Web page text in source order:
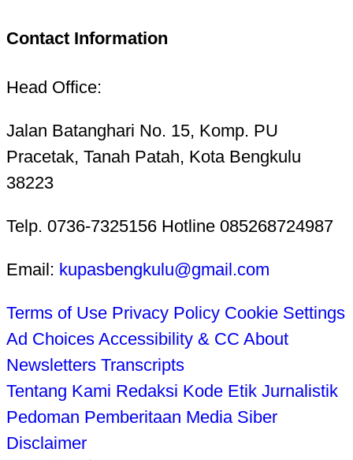
Contact Information
Head Office:
Jalan Batanghari No. 15, Komp. PU
Pracetak, Tanah Patah, Kota Bengkulu
38223
Telp. 0736-7325156 Hotline 085268724987
Email: kupasbengkulu@gmail.com
Terms of Use Privacy Policy Cookie Settings
Ad Choices Accessibility & CC About
Newsletters Transcripts
Tentang Kami Redaksi Kode Etik Jurnalistik
Pedoman Pemberitaan Media Siber
Disclaimer